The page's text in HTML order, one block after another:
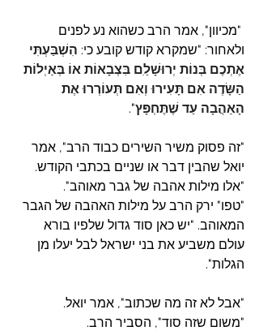
"מכיוון", אמר הרב כשהוא נע לפנים
ולאחור: "שמקרא קודש קובע כי: הִשְׁבַּעְתִּי
אֶתְכֶם בְּנוֹת יְרוּשָׁלַ‍ִם בִּצְבָאוֹת אוֹ בְּאַיְלוֹת
הַשָּׂדֶה אִם תָּעִירוּ וְאִם תְּעוֹרְרוּ אֶת
הָאַהֲבָה עַד שֶׁתֶּחְפָּץ".
"זה פסוק משיר השירים כבוד הרב", אמר
יואל שהבין דבר או שניים בכתבי הקודש.
"אלו מילות אהבה של גבר מאוהב".
"טפו" ירק הרב על מילות האהבה של הגבר
המאוהב. "יש כאן סוד גדול שלפיו בורא
עולם משביע את בני ישראל לבל יעלו מן
הגלות".
"אבל לא זה מה שכתוב", אמר יואל.
"משום שזה סוד", הסביר הרב.